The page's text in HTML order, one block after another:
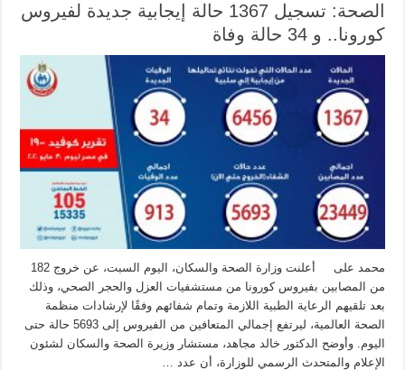
الصحة: تسجيل 1367 حالة إيجابية جديدة لفيروس
كورونا.. و 34 حالة وفاة
محمد على أعلنت وزارة الصحة والسكان، اليوم السبت، عن خروج 182
من المصابين بفيروس كورونا من مستشفيات العزل والحجر الصحي، وذلك
بعد تلقيهم الرعاية الطبية اللازمة وتمام شفائهم وفقًا لإرشادات منظمة
الصحة العالمية، ليرتفع إجمالي المتعافين من الفيروس إلى 5693 حالة حتى
اليوم. وأوضح الدكتور خالد مجاهد، مستشار وزيرة الصحة والسكان لشئون
الإعلام والمتحدث الرسمي للوزارة، أن عدد …